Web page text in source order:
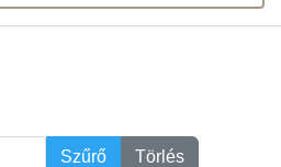
Szűrő
Törlés